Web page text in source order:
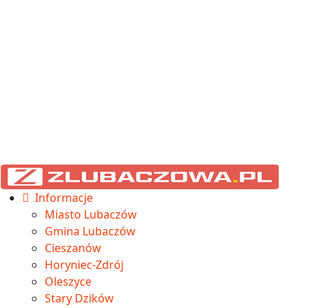
Informacje
Miasto Lubaczów
Gmina Lubaczów
Cieszanów
Horyniec-Zdrój
Oleszyce
Stary Dzików